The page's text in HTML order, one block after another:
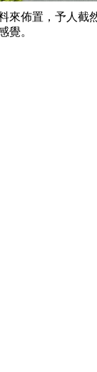
來佈置，予人截
覺。